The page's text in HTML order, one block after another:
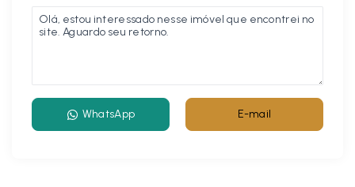
WhatsApp E-mail